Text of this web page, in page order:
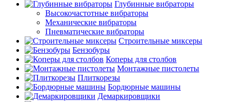
Глубинные вибраторы
Высокочастотные вибраторы
Механические вибраторы
Пневматические вибраторы
Строительные миксеры
Бензобуры
Коперы для столбов
Монтажные пистолеты
Плиткорезы
Бордюрные машины
Демаркировщики